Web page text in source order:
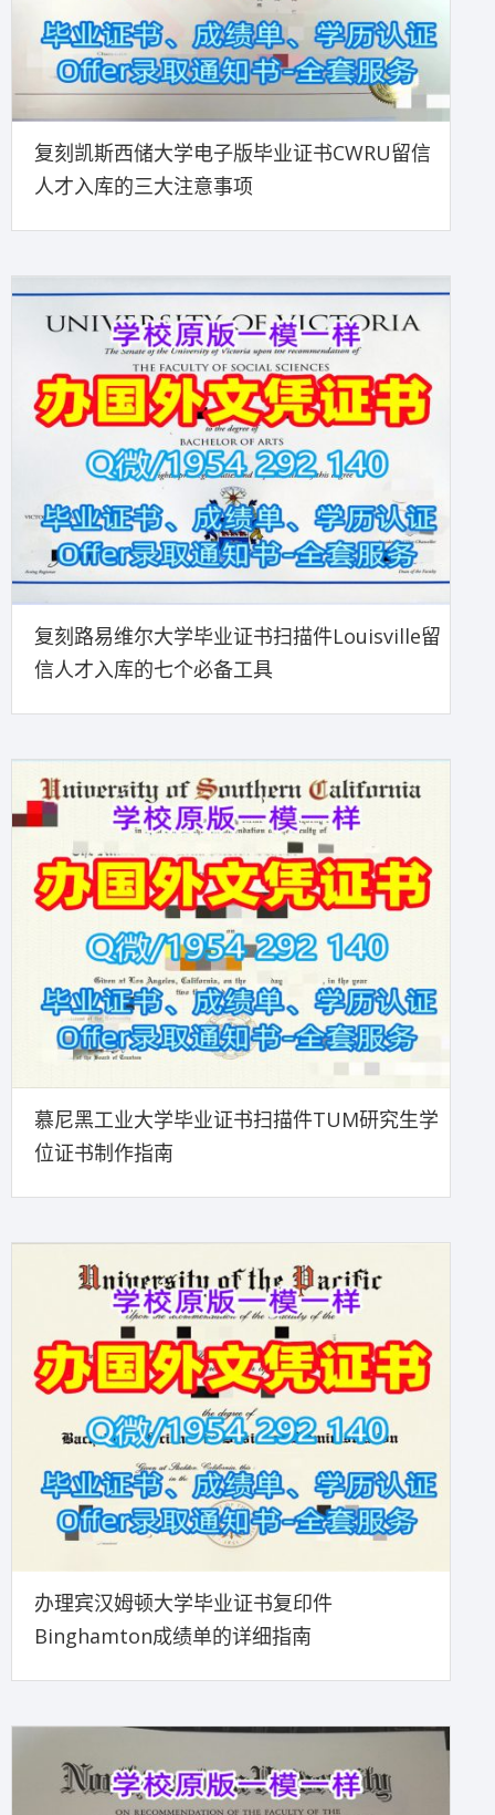
复刻凯斯西储大学电子版毕业证书CWRU留信
人才入库的三大注意事项
复刻路易维尔大学毕业证书扫描件Louisville留
信人才入库的七个必备工具
慕尼黑工业大学毕业证书扫描件TUM研究生学
位证书制作指南
办理宾汉姆顿大学毕业证书复印件
Binghamton成绩单的详细指南